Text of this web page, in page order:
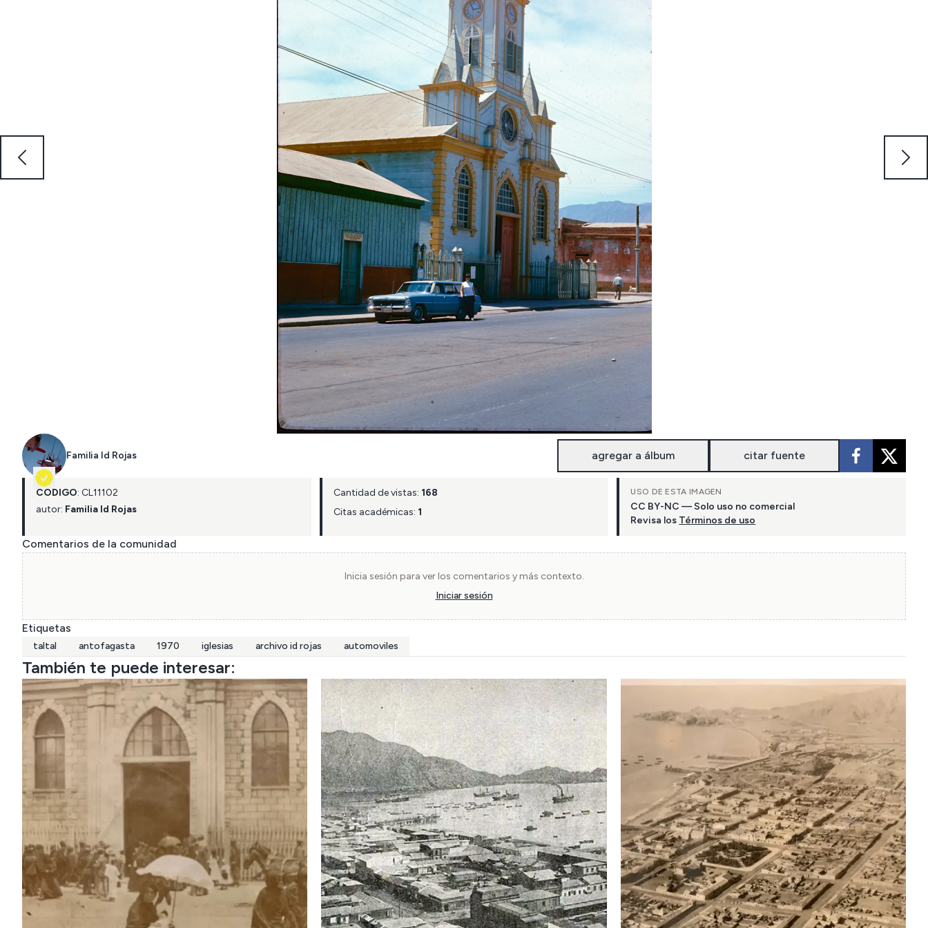
Familia Id Rojas agregar a álbum citar fuente
CÓDIGO: CL11102
autor: Familia Id Rojas
Cantidad de vistas: 168
Citas académicas: 1
USO DE ESTA IMAGEN
CC BY-NC — Solo uso no comercial
Revisa los Términos de uso
Comentarios de la comunidad
Inicia sesión para ver los comentarios y más contexto.
Iniciar sesión
Etiquetas
taltal antofagasta 1970 iglesias archivo id rojas automoviles
También te puede interesar: